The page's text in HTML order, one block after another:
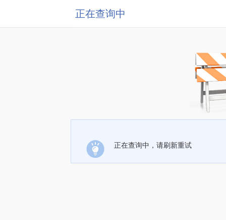
正在查询中
正在查询中，请刷新重试